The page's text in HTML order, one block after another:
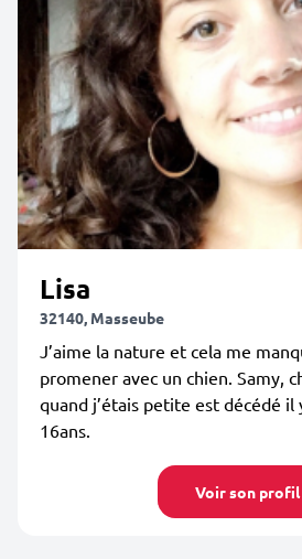
Lisa
32140, Masseube
J’aime la nature et cela me
promener avec un chien. Samy,
quand j’étais petite est décédé il
16ans.
Voir son profil